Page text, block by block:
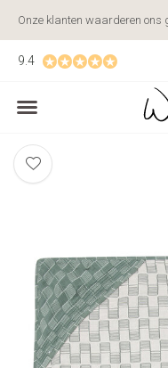
9.4
Onze klanten waarderen ons